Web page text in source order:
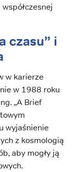
czasu” i
w karierze
w 1988 roku
„A Brief
wyjaśnienie
z kosmologią
aby mogły ją